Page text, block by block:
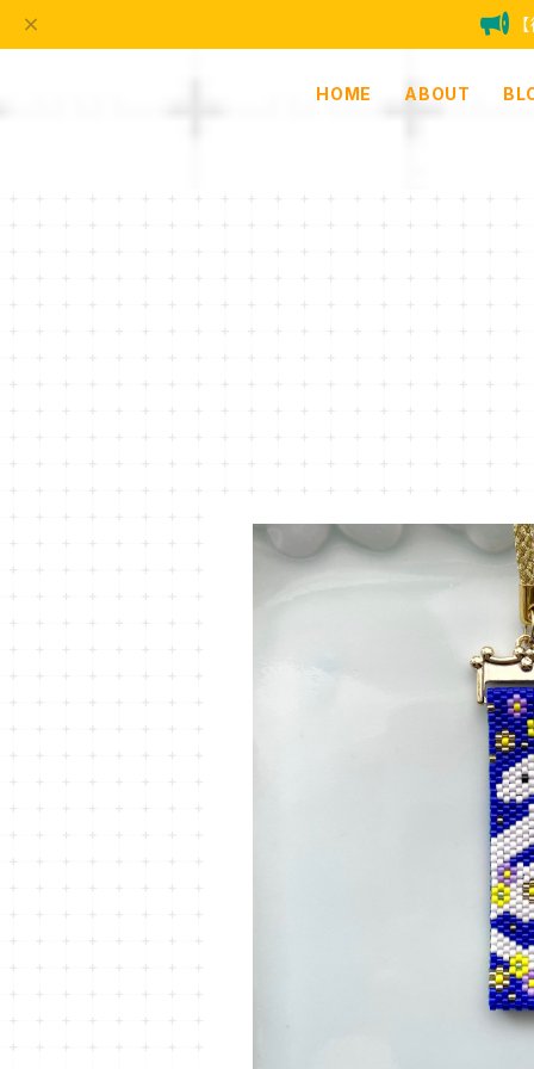
HOME ABOUT